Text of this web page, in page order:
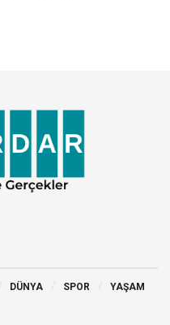
DÜNYA SPOR
YAŞAM